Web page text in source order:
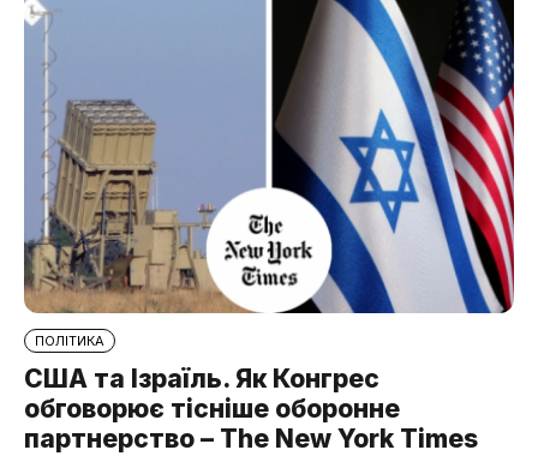
ПОЛІТИКА
США та Ізраїль. Як Конгрес
обговорює тісніше оборонне
партнерство – The New York Times